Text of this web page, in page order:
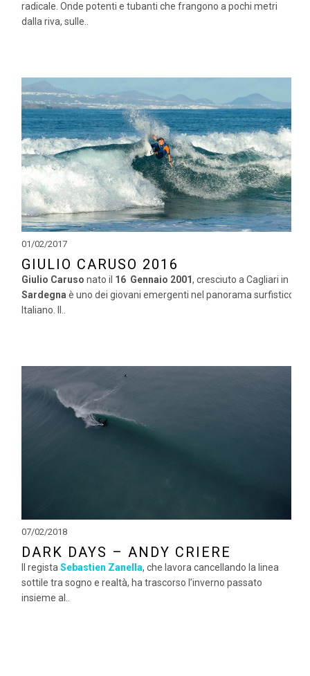
radicale. Onde potenti e tubanti che frangono a pochi metri
dalla riva, sulle..
01/02/2017
GIULIO CARUSO 2016
Giulio Caruso nato il 16 Gennaio 2001, cresciuto a Cagliari in
Sardegna è uno dei giovani emergenti nel panorama surfistico
Italiano. Il..
07/02/2018
DARK DAYS – ANDY CRIERE
Il regista Sebastien Zanella, che lavora cancellando la linea
sottile tra sogno e realtà, ha trascorso l’inverno passato
insieme al..